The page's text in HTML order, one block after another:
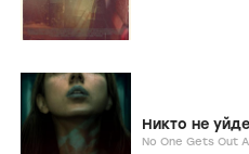
Никто не